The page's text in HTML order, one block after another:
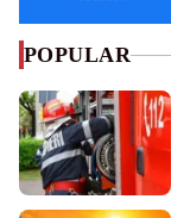
POPULAR